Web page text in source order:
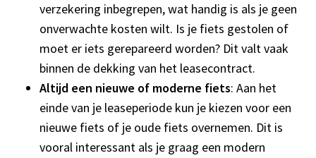
verzekering inbegrepen, wat handig is als je geen
onverwachte kosten wilt. Is je fiets gestolen of
moet er iets gerepareerd worden? Dit valt vaak
binnen de dekking van het leasecontract.
Altijd een nieuwe of moderne fiets: Aan het
einde van je leaseperiode kun je kiezen voor een
nieuwe fiets of je oude fiets overnemen. Dit is
vooral interessant als je graag een modern